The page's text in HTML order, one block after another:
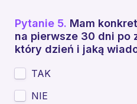
Pytanie 5. Mam
na pierwsze 30 dni po
który dzień i jaką
TAK
NIE